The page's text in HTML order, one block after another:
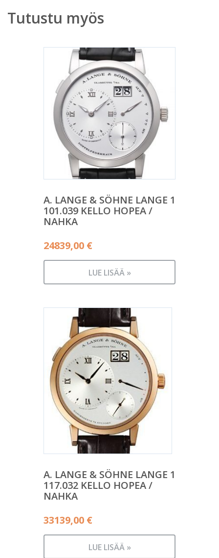
Tutustu myös
A. LANGE & SÖHNE LANGE 1
101.039 KELLO HOPEA /
NAHKA
24839,00 €
LUE LISÄÄ »
A. LANGE & SÖHNE LANGE 1
117.032 KELLO HOPEA /
NAHKA
33139,00 €
LUE LISÄÄ »